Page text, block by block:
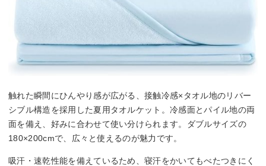
触れた瞬間にひんやり感が広がる、接触冷感×タオル地のリバー
シブル構造を採用した夏用タオルケット。冷感面とパイル地の両
面を備え、好みに合わせて使い分けられます。ダブルサイズの
180×200cmで、広々と使えるのが魅力です。
吸汗・速乾性能を備えているため、寝汗をかいてもべたつきにく